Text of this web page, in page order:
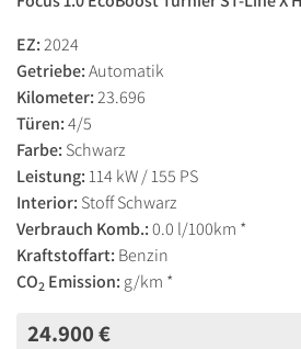
EZ:2024
Getriebe:Automatik
Kilometer:23.696
Türen:4/5
Farbe: Schwarz
Leistung: 114 kW / 155 PS
Interior: Stoff Schwarz
Verbrauch Komb.:0.0 l/100km *
Kraftstoffart: Benzin
CO2 Emission: g/km *
24.900 €